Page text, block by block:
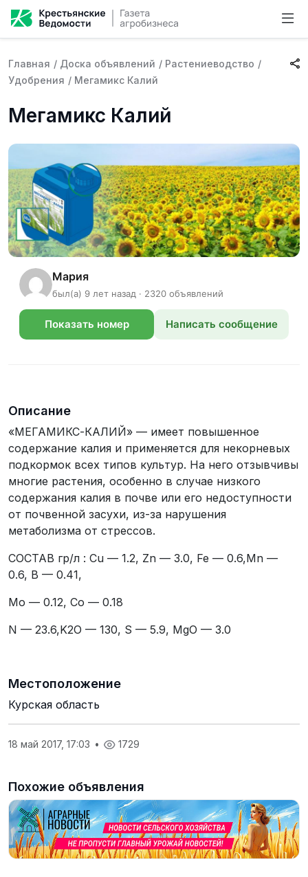
Главная / Доска объявлений / Растениеводство /
Удобрения / Мегамикс Калий
Мегамикс Калий
Мария
был(а) 9 лет назад · 2320 объявлений
Показать номер Написать сообщение
Описание
«МЕГАМИКС-КАЛИЙ» — имеет повышенное
содержание калия и применяется для некорневых
подкормок всех типов культур. На него отзывчивы
многие растения, особенно в случае низкого
содержания калия в почве или его недоступности
от почвенной засухи, из-за нарушения
метаболизма от стрессов.
СОСТАВ гр/л : Cu — 1.2, Zn — 3.0, Fe — 0.6,Mn —
0.6, B — 0.41,
Mo — 0.12, Co — 0.18
N — 23.6,K2O — 130, S — 5.9, MgO — 3.0
Местоположение
Курская область
18 май 2017, 17:03 • 1729
Похожие объявления